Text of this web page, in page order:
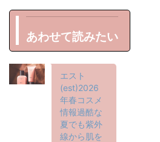
あわせて読みたい
エスト
(est)2026
年春コスメ
情報過酷な
夏でも紫外
線から肌を